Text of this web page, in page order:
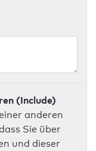
(Include)
anderen
Sie über
und dieser